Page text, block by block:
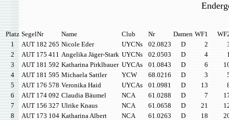
Platz SegelNr Name Club Nr Damen WF1
1
AUT 182 265 Nicole Eder UYCNs 02.0823 D 2
2
AUT 175 411 Angelika Jäger-Stark UYCNs 02.0503 D 4
3
AUT 181 592 Katharina Pirklbauer UYCAs 01.0843 D 6
4
AUT 181 595 Michaela Sattler YCW 68.0216 D 3
5
AUT 176 578 Veronika Haid UYCAs 01.0981 D 13
6
AUT 174 092 Claudia Bäumel NCA 61.0288 D 7
7
AUT 156 327 Ulrike Knaus NCA 61.0658 D 21
8
AUT 173 104 Katharina Albert NCA 61.0263 D 18